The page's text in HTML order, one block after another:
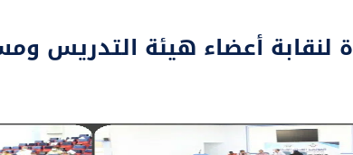
لنقابة أعضاء هيئة التدريس